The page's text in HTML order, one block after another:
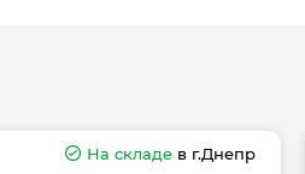
На складе в г.Днепр